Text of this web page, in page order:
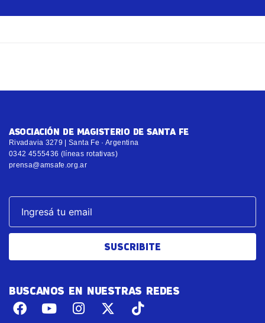
ASOCIACIÓN DE MAGISTERIO DE SANTA FE
Rivadavia 3279 | Santa Fe · Argentina
0342 4555436 (líneas rotativas)
prensa@amsafe.org.ar
SUSCRIBITE
BUSCANOS EN NUESTRAS REDES